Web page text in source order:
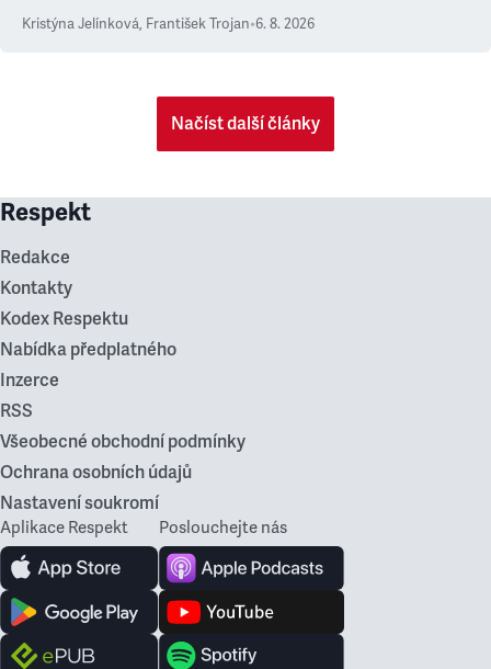
Kristýna Jelínková, František Trojan•6. 8. 2026
Načíst další články
Respekt
Redakce
Kontakty
Kodex Respektu
Nabídka předplatného
Inzerce
RSS
Všeobecné obchodní podmínky
Ochrana osobních údajů
Nastavení soukromí
Aplikace Respekt Poslouchejte nás